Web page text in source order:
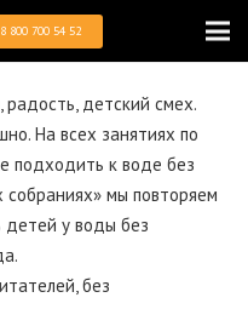
8 800 700 54 52
радость, детский смех.
На всех занятиях по
подходить к воде без
собраниях» мы повторяем
детей у воды без
без